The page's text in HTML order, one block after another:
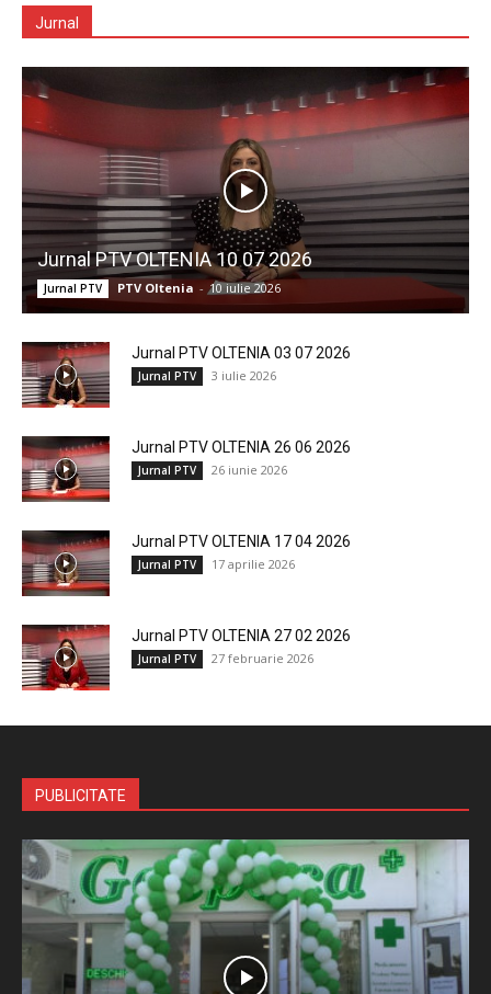
Jurnal
Jurnal PTV OLTENIA 10 07 2026
Jurnal PTV PTV Oltenia - 10 iulie 2026
Jurnal PTV OLTENIA 03 07 2026
Jurnal PTV 3 iulie 2026
Jurnal PTV OLTENIA 26 06 2026
Jurnal PTV 26 iunie 2026
Jurnal PTV OLTENIA 17 04 2026
Jurnal PTV 17 aprilie 2026
Jurnal PTV OLTENIA 27 02 2026
Jurnal PTV 27 februarie 2026
PUBLICITATE